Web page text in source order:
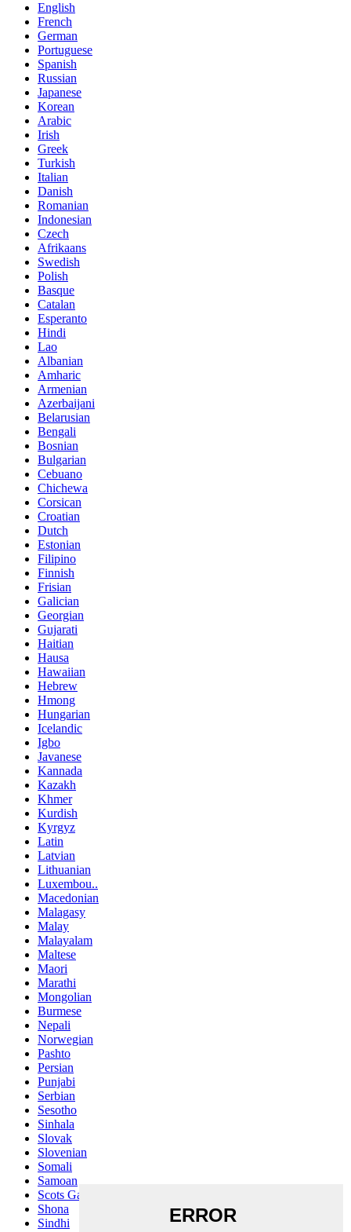
English
French
German
Portuguese
Spanish
Russian
Japanese
Korean
Arabic
Irish
Greek
Turkish
Italian
Danish
Romanian
Indonesian
Czech
Afrikaans
Swedish
Polish
Basque
Catalan
Esperanto
Hindi
Lao
Albanian
Amharic
Armenian
Azerbaijani
Belarusian
Bengali
Bosnian
Bulgarian
Cebuano
Chichewa
Corsican
Croatian
Dutch
Estonian
Filipino
Finnish
Frisian
Galician
Georgian
Gujarati
Haitian
Hausa
Hawaiian
Hebrew
Hmong
Hungarian
Icelandic
Igbo
Javanese
Kannada
Kazakh
Khmer
Kurdish
Kyrgyz
Latin
Latvian
Lithuanian
Luxembou..
Macedonian
Malagasy
Malay
Malayalam
Maltese
Maori
Marathi
Mongolian
Burmese
Nepali
Norwegian
Pashto
Persian
Punjabi
Serbian
Sesotho
Sinhala
Slovak
Slovenian
Somali
Samoan
Scots Gaelic
Shona
Sindhi